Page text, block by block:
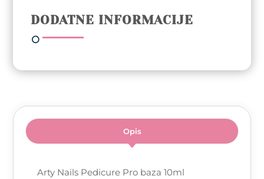
DODATNE INFORMACIJE
Opis
Arty Nails Pedicure Pro baza 10ml